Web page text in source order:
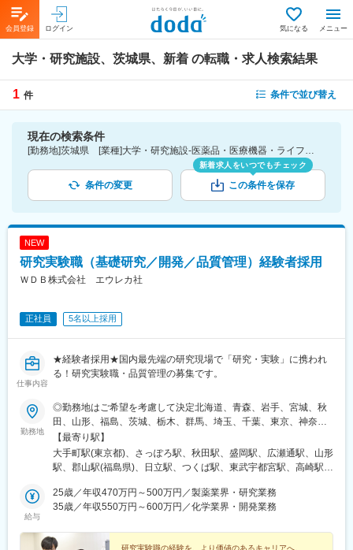
会員登録 ログイン 気になる メニュー
大学・研究施設、茨城県、新着 の転職・求人検索結果
1 件 条件で並び替え
現在の検索条件
[勤務地]茨城県 [業種]大学・研究施設-医薬品・医療機器・ライフサイエンス・医療系サービス [こだわり条件ピックアップ]新着
条件の変更
新着求人をいつでもチェック
この条件を保存
NEW
研究実験職（基礎研究／開発／品質管理）経験者採用
ＷＤＢ株式会社 エウレカ社
正社員 5名以上採用
仕事内容
★経験者採用★国内最先端の研究現場で「研究・実験」に携われ
る！研究実験職・品質管理の募集です。
勤務地
◎勤務地はご希望を考慮して決定北海道、青森、岩手、宮城、秋
田、山形、福島、茨城、栃木、群馬、埼玉、千葉、東京、神奈
川、新潟、長野、富山、石川、福井、山梨、岐阜、静岡、愛知、
三重、滋賀、京都、大阪、兵庫、奈良、和歌山、岡山、広島、山
口、徳島、香川、愛媛、高知、福岡、佐賀、長崎、熊本、大分、
定：ご自宅から90分以内の就業先・エリア限定：下記エリア内の
就業先。エリア内での転居を伴う場合あり・全国：全国の中でス
の区分★東北エリア…青森、岩手、宮城、秋田、山形、福島北関
【最寄り駅】
大手町駅(東京都)、さっぽろ駅、秋田駅、盛岡駅、広瀬通駅、山形
駅、郡山駅(福島県)、日立駅、つくば駅、東武宇都宮駅、高崎駅、
井駅、勝どき駅、根津駅、立川北駅、町田駅、川崎駅、みなとみ
らい駅、平塚駅、新潟駅、春日山駅、甲府駅、沼津駅、静岡駅、
町駅、あすなろう四日市駅、彦根駅、草津駅(滋賀県)、烏丸駅、茨
給与
25歳／年収470万円～500万円／製薬業界・研究業務
35歳／年収550万円～600万円／化学業界・開発業務
研究実験職の経験を、より価値のあるキャリアへ。